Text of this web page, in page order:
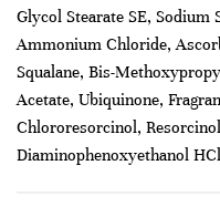
Glycol Stearate SE,
Ammonium Chloride,
Squalane, Bis-
Acetate, Ubiquinone,
Chlororesorcinol,
Diaminophenoxyethanol